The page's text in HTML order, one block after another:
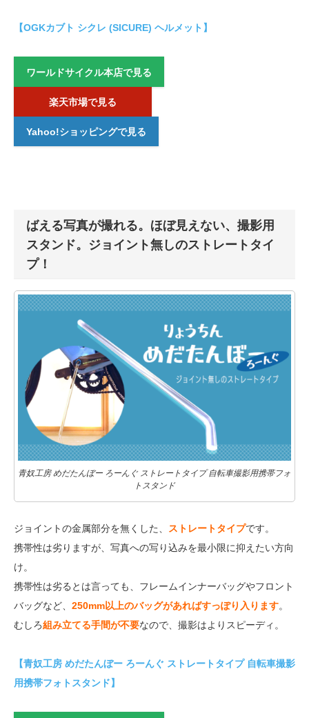
【OGKカブト シクレ (SICURE) ヘルメット】
ワールドサイクル本店で見る
楽天市場で見る
Yahoo!ショッピングで見る
ばえる写真が撮れる。ほぼ見えない、撮影用
スタンド。ジョイント無しのストレートタイ
プ！
青奴工房 めだたんぼー ろーんぐ ストレートタイプ 自転車撮影用携帯フォ
トスタンド
ジョイントの金属部分を無くした、 ストレートタイプです。
携帯性は劣りますが、写真への写り込みを最小限に抑えたい方向
け。
携帯性は劣るとは言っても、フレームインナーバッグやフロント
バッグなど、 250mm以上のバッグがあればすっぽり入ります。
むしろ組み立てる手間が不要なので、撮影はよりスピーディ。
【青奴工房 めだたんぼー ろーんぐ ストレートタイプ 自転車撮影
用携帯フォトスタンド】